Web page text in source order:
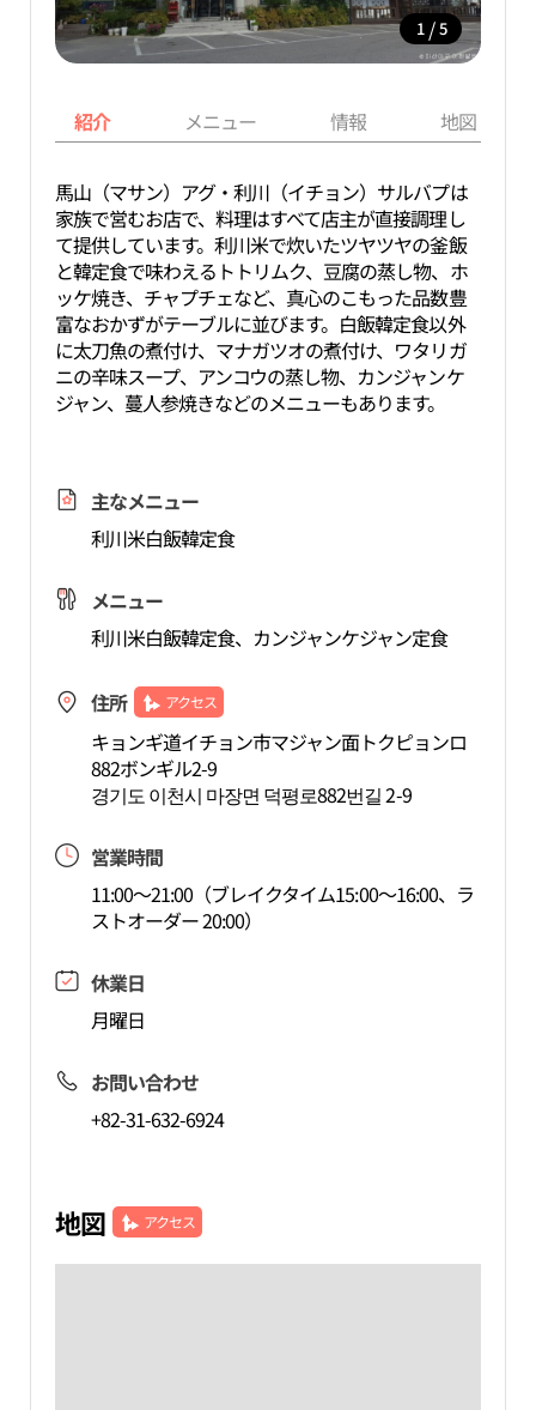
1 / 5
紹介 メニュー 情報 地図
馬山（マサン）アグ・利川（イチョン）サルバプは
家族で営むお店で、料理はすべて店主が直接調理し
て提供しています。利川米で炊いたツヤツヤの釜飯
と韓定食で味わえるトトリムク、豆腐の蒸し物、ホ
ッケ焼き、チャプチェなど、真心のこもった品数豊
富なおかずがテーブルに並びます。白飯韓定食以外
に太刀魚の煮付け、マナガツオの煮付け、ワタリガ
ニの辛味スープ、アンコウの蒸し物、カンジャンケ
ジャン、蔓人参焼きなどのメニューもあります。
主なメニュー
利川米白飯韓定食
メニュー
利川米白飯韓定食、カンジャンケジャン定食
住所 アクセス
キョンギ道イチョン市マジャン面トクピョンロ
882ボンギル2-9
경기도 이천시 마장면 덕평로882번길 2-9
営業時間
11:00～21:00（ブレイクタイム15:00～16:00、ラ
ストオーダー 20:00）
休業日
月曜日
お問い合わせ
+82-31-632-6924
地図 アクセス